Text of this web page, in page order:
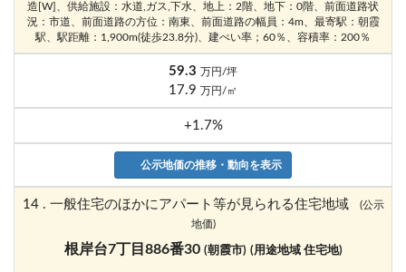
造[W]、供給施設：水道,ガス,下水、地上：2階、地下：0階、前面道路状
況：市道、前面道路の方位：南東、前面道路の幅員：4m、最寄駅：朝霞
駅、駅距離：1,900m(徒歩23.8分)、建ぺい率；60％、容積率：200％
59.3 万円/坪
17.9 万円/㎡
+1.7%
公示地価の推移・動向を表示
14 . 一般住宅のほかにアパート等が見られる住宅地域
(公示
地価)
根岸台7丁目886番30 (朝霞市) (用途地域 住宅地)